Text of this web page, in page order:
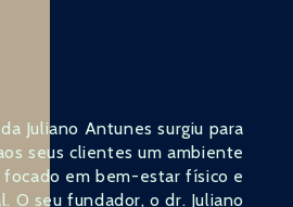
Juliano Antunes surgiu para
seus clientes um ambiente
em bem-estar físico e
O seu fundador, o dr. Juliano